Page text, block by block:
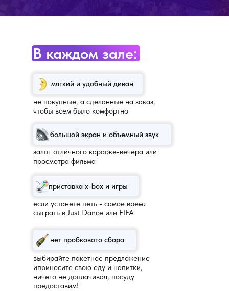
не покупные, а сделанные на заказ,
чтобы всем было комфортно
залог отличного караоке-вечера или
просмотра фильма
если устанете петь - самое время
сыграть в Just Dance или FIFA
выбирайте пакетное предложение
иприносите свою еду и напитки,
ничего не доплачивая, посуду
предоставим!
В каждом зале:
большой экран и объемный звук
мягкий и удобный диван
приставка x-box и игры
нет пробкового сбора